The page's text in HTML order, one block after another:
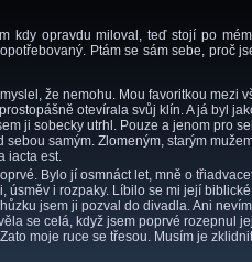
kdy opravdu miloval, teď stojí po
Ptám se sám sebe, proč
že nemohu. Mou favoritkou mezi
otevírala svůj klín. A já byl
ji sobecky utrhl. Pouze a jenom pro
samým. Zlomeným, starým
iacta est.
Bylo jí osmnáct let, mně o
úsměv i rozpaky. Líbilo se mi její
jsem ji pozval do divadla. Ani
se celá, když jsem poprvé rozepnul
moje ruce se třesou. Musím je